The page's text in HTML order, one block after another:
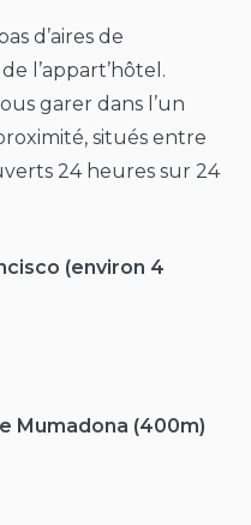
d’aires de
l’appart’hôtel.
garer dans l’un
situés entre
24 heures sur 24
(environ 4
Mumadona (400m)